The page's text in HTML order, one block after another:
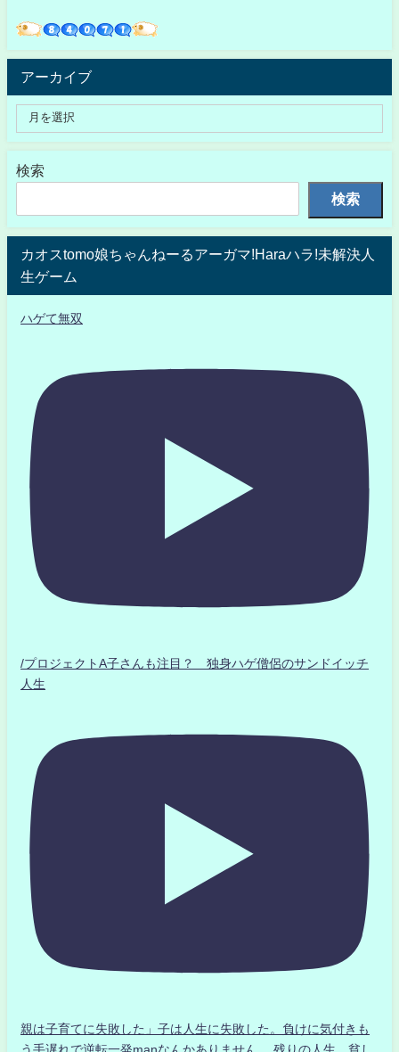
アーカイブ
検索
検索
カオスtomo娘ちゃんねーるアーガマ!Haraハラ!未解決人
生ゲーム
ハゲて無双
/プロジェクトA子さんも注目？ 独身ハゲ僧侶のサンドイッチ
人生
親は子育てに失敗した」子は人生に失敗した。負けに気付きも